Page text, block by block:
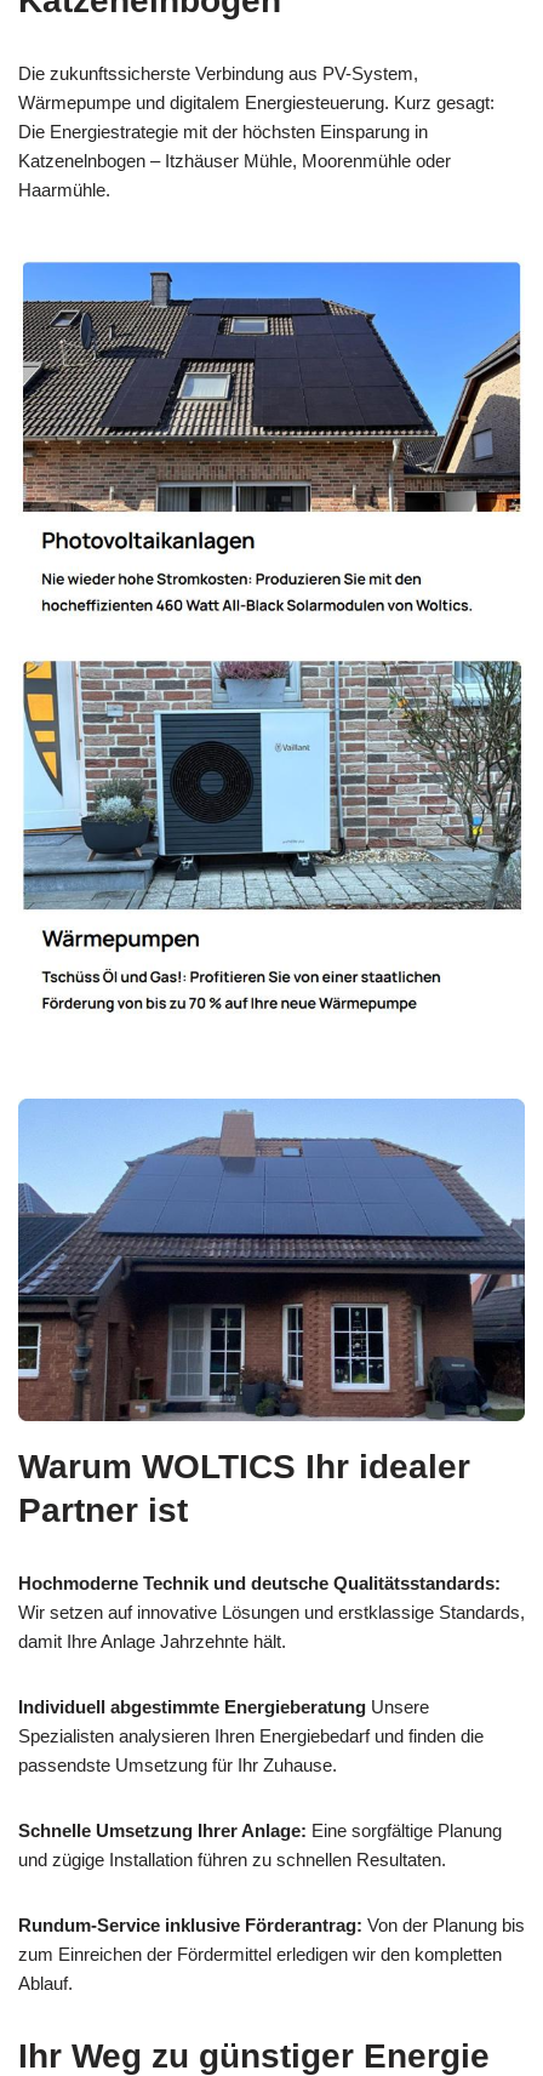
Die zukunftssicherste Verbindung aus PV-System,
Wärmepumpe und digitalem Energiesteuerung. Kurz gesagt:
Die Energiestrategie mit der höchsten Einsparung in
Katzenelnbogen – Itzhäuser Mühle, Moorenmühle oder
Haarmühle.
Warum WOLTICS Ihr idealer
Partner ist
Hochmoderne Technik und deutsche Qualitätsstandards:
Wir setzen auf innovative Lösungen und erstklassige Standards,
damit Ihre Anlage Jahrzehnte hält.
Individuell abgestimmte Energieberatung Unsere
Spezialisten analysieren Ihren Energiebedarf und finden die
passendste Umsetzung für Ihr Zuhause.
Schnelle Umsetzung Ihrer Anlage: Eine sorgfältige Planung
und zügige Installation führen zu schnellen Resultaten.
Rundum-Service inklusive Förderantrag: Von der Planung bis
zum Einreichen der Fördermittel erledigen wir den kompletten
Ablauf.
Ihr Weg zu günstiger Energie